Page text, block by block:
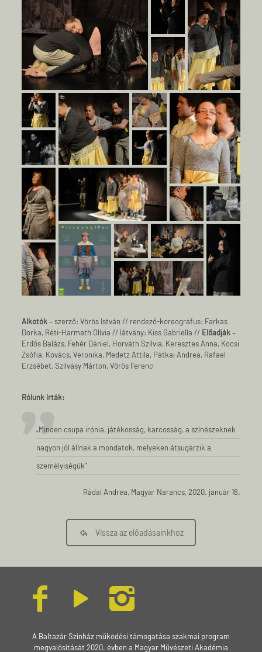
Alkotók– szerző: Vörös István // rendező-koreográfus: Farkas
Dorka, Réti-Harmath Olívia // látvány: Kiss Gabriella // Előadják–
Erdős Balázs, Fehér Dániel, Horváth Szilvia, Keresztes Anna, Kocsi
Zsófia, Kovács, Veronika, Medetz Attila, Pátkai Andrea, Rafael
Erzsébet, Szilvásy Márton, Vörös Ferenc
Rólunk írták:
„Minden csupa irónia, játékosság, karcosság, a színészeknek
nagyon jól állnak a mondatok, melyeken átsugárzik a
személyiségük”
Rádai Andrea, Magyar Narancs, 2020. január 16.
Vissza az előadásainkhoz
A Baltazár Színház működési támogatása szakmai program
megvalósítását 2020. évben a Magyar Művészeti Akadémia